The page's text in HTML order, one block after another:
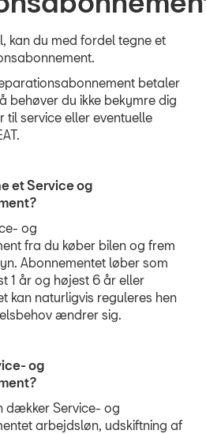
Autoriseret
Service &
MinSeat - Skift
SKADECENTER
kan du med fordel tegne et
betaler
behøver du ikke bekymre dig
til service eller eventuelle
et Service og
og
fra du køber bilen og frem
Abonnementet løber som
1 år og højest 6 år eller
kan naturligvis reguleres hen
ændrer sig.
og
dækker Service- og
arbejdsløn, udskiftning af